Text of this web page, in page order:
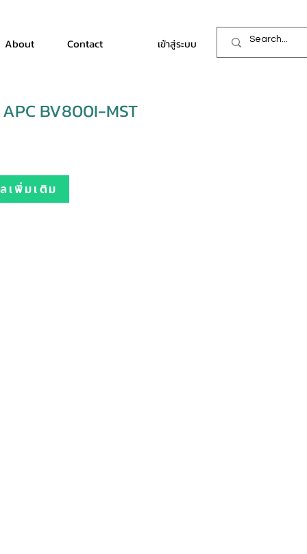
About Contact เข้าสู่ระบบ
BV800I-MST
เพิ่มเติม